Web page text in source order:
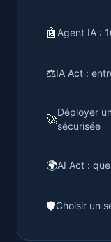
🤖 Agent IA :
⚖️IA Act :
🚀
Déployer
sécurisée
🌍AI Act :
🛡️Choisir un